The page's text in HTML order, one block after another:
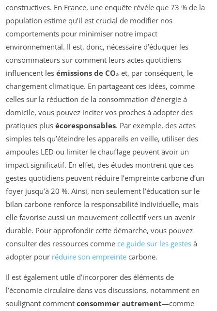
constructives. En France, une enquête révèle que 73 % de la
population estime qu’il est crucial de modifier nos
comportements pour minimiser notre impact
environnemental. Il est, donc, nécessaire d’éduquer les
consommateurs sur comment leurs actes quotidiens
influencent les émissions de CO₂ et, par conséquent, le
changement climatique. En partageant ces idées, comme
celles sur la réduction de la consommation d’énergie à
domicile, vous pouvez inciter vos proches à adopter des
pratiques plus écoresponsables. Par exemple, des actes
simples tels qu’éteindre les appareils en veille, utiliser des
ampoules LED ou limiter le chauffage peuvent avoir un
impact significatif. En effet, des études montrent que ces
gestes quotidiens peuvent réduire l’empreinte carbone d’un
foyer jusqu’à 20 %. Ainsi, non seulement l’éducation sur le
bilan carbone renforce la responsabilité individuelle, mais
elle favorise aussi un mouvement collectif vers un avenir
durable. Pour approfondir cette démarche, vous pouvez
consulter des ressources comme ce guide sur les gestes à
adopter pour réduire son empreinte carbone.
Il est également utile d’incorporer des éléments de
l’économie circulaire dans vos discussions, notamment en
soulignant comment consommer autrement—comme